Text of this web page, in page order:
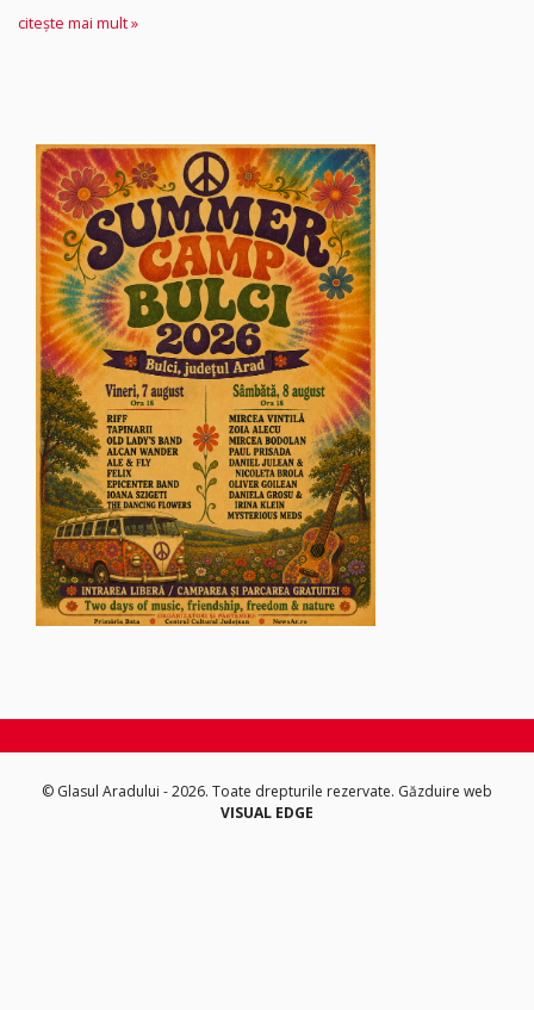
citește mai mult »
© Glasul Aradului - 2026. Toate drepturile rezervate. Găzduire web
VISUAL EDGE